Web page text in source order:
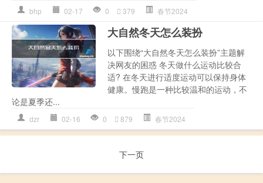
bhp 02-17 0 379 春节2024
大自然冬天怎么装扮
以下围绕“大自然冬天怎么装扮”主题解
决网友的困惑 冬天做什么运动比较合
适? 在冬天进行适度运动可以保持身体
健康。慢跑是一种比较温和的运动，不
论是夏季还...
dzr 02-16 0 879 春节2024
下一页